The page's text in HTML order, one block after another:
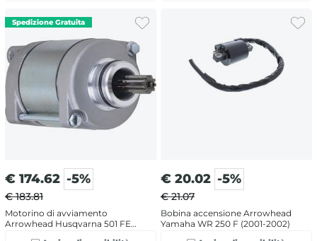
€ 174.62 -5%
€ 183.81
Motorino di avviamento
Arrowhead Husqvarna 501 FE
€ 20.02 -5%
€ 21.07
Bobina accensione Arrowhead
Yamaha WR 250 F (2001-2002)